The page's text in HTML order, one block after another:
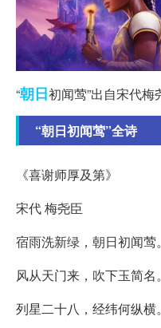
“朝日初闻莺”出自宋代梅
“朝日初闻莺”全诗
《喜谢师厚及第》
宋代 梅尧臣
宿雨洗新绿，朝日初闻莺。
风从天门来，吹下玉简名。
列星二十八，经纬何纵横。